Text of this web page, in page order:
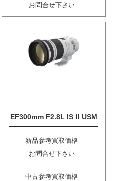
お問合せ下さい
EF300mm F2.8L IS II USM
新品参考買取価格
お問合せ下さい
中古参考買取価格